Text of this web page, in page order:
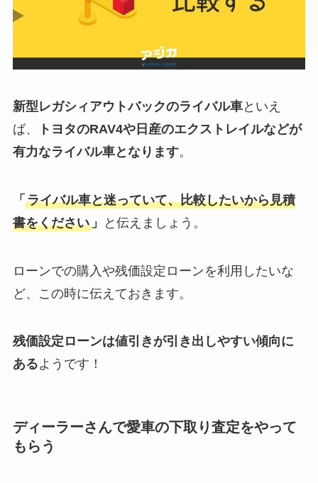
新型レガシィアウトバックのライバル車といえ
ば、
トヨタのRAV4や日産のエクストレイルなどが
有力なライバル車となります。
「 ライバル車と迷っていて、比較したいから見積
書をください」 と伝えましょう。
ローンでの購入や残価設定ローンを利用したいな
ど、この時に伝えておきます。
残価設定ローンは値引きが引き出しやすい傾向に
あるようです！
ディーラーさんで愛車の下取り査定をやって
もらう